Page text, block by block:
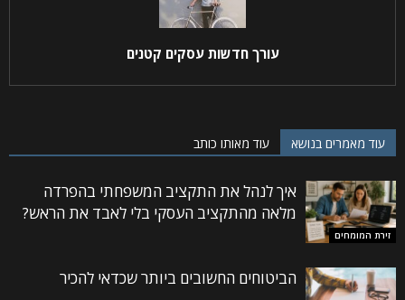
עורך חדשות עסקים קטנים
עוד מאמרים בנושא עוד מאותו כותב
זירת המומחים
איך לנהל את התקציב המשפחתי בהפרדה
מלאה מהתקציב העסקי בלי לאבד את הראש?
הביטוחים החשובים ביותר שכדאי להכיר